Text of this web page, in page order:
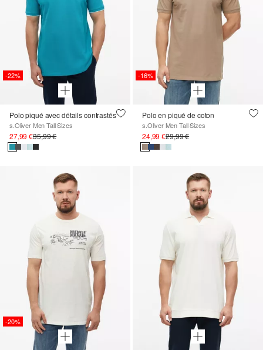
-22%
Polo piqué avec détails contrastés
s.Oliver Men Tall Sizes
27,99 €35,99 €
-16%
Polo en piqué de coton
s.Oliver Men Tall Sizes
24,99 €29,99 €
-20%